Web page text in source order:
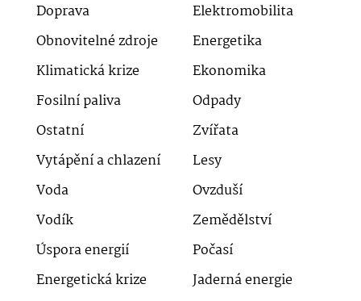
Doprava
Elektromobilita
Obnovitelné zdroje
Energetika
Klimatická krize
Ekonomika
Fosilní paliva
Odpady
Ostatní
Zvířata
Vytápění a chlazení
Lesy
Voda
Ovzduší
Vodík
Zemědělství
Úspora energií
Počasí
Energetická krize
Jaderná energie